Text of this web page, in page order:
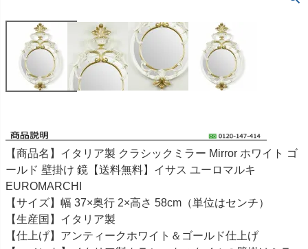
【商品名】イタリア製 クラシックミラー Mirror ホワイト ゴ
ールド 壁掛け 鏡【送料無料】イサス ユーロマルキ
EUROMARCHI
【サイズ】幅 37×奥行 2×高さ 58cm（単位はセンチ）
【生産国】イタリア製
【仕上げ】アンティークホワイト＆ゴールド仕上げ